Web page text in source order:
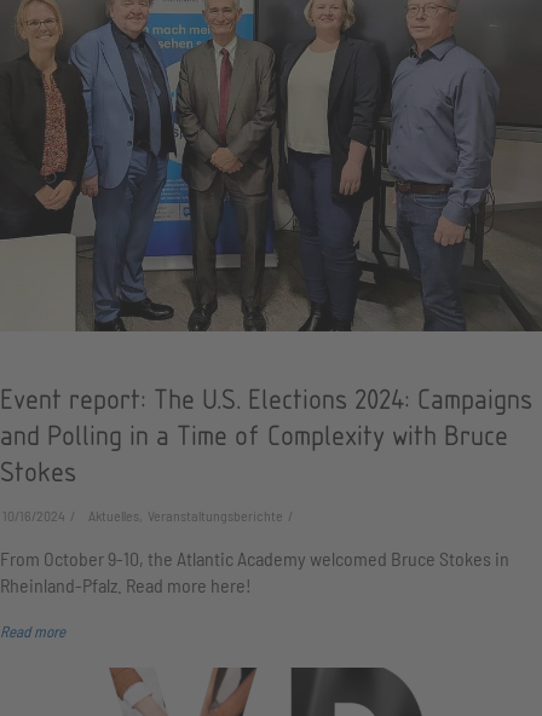
Event report: The U.S. Elections 2024: Campaigns
and Polling in a Time of Complexity with Bruce
Stokes
10/16/2024 Aktuelles, Veranstaltungsberichte
From October 9-10, the Atlantic Academy welcomed Bruce Stokes in
Rheinland-Pfalz. Read more here!
Read more